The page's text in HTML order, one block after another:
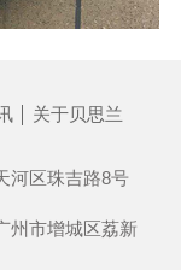
关于贝思兰
河区珠吉路8号
州市增城区荔新